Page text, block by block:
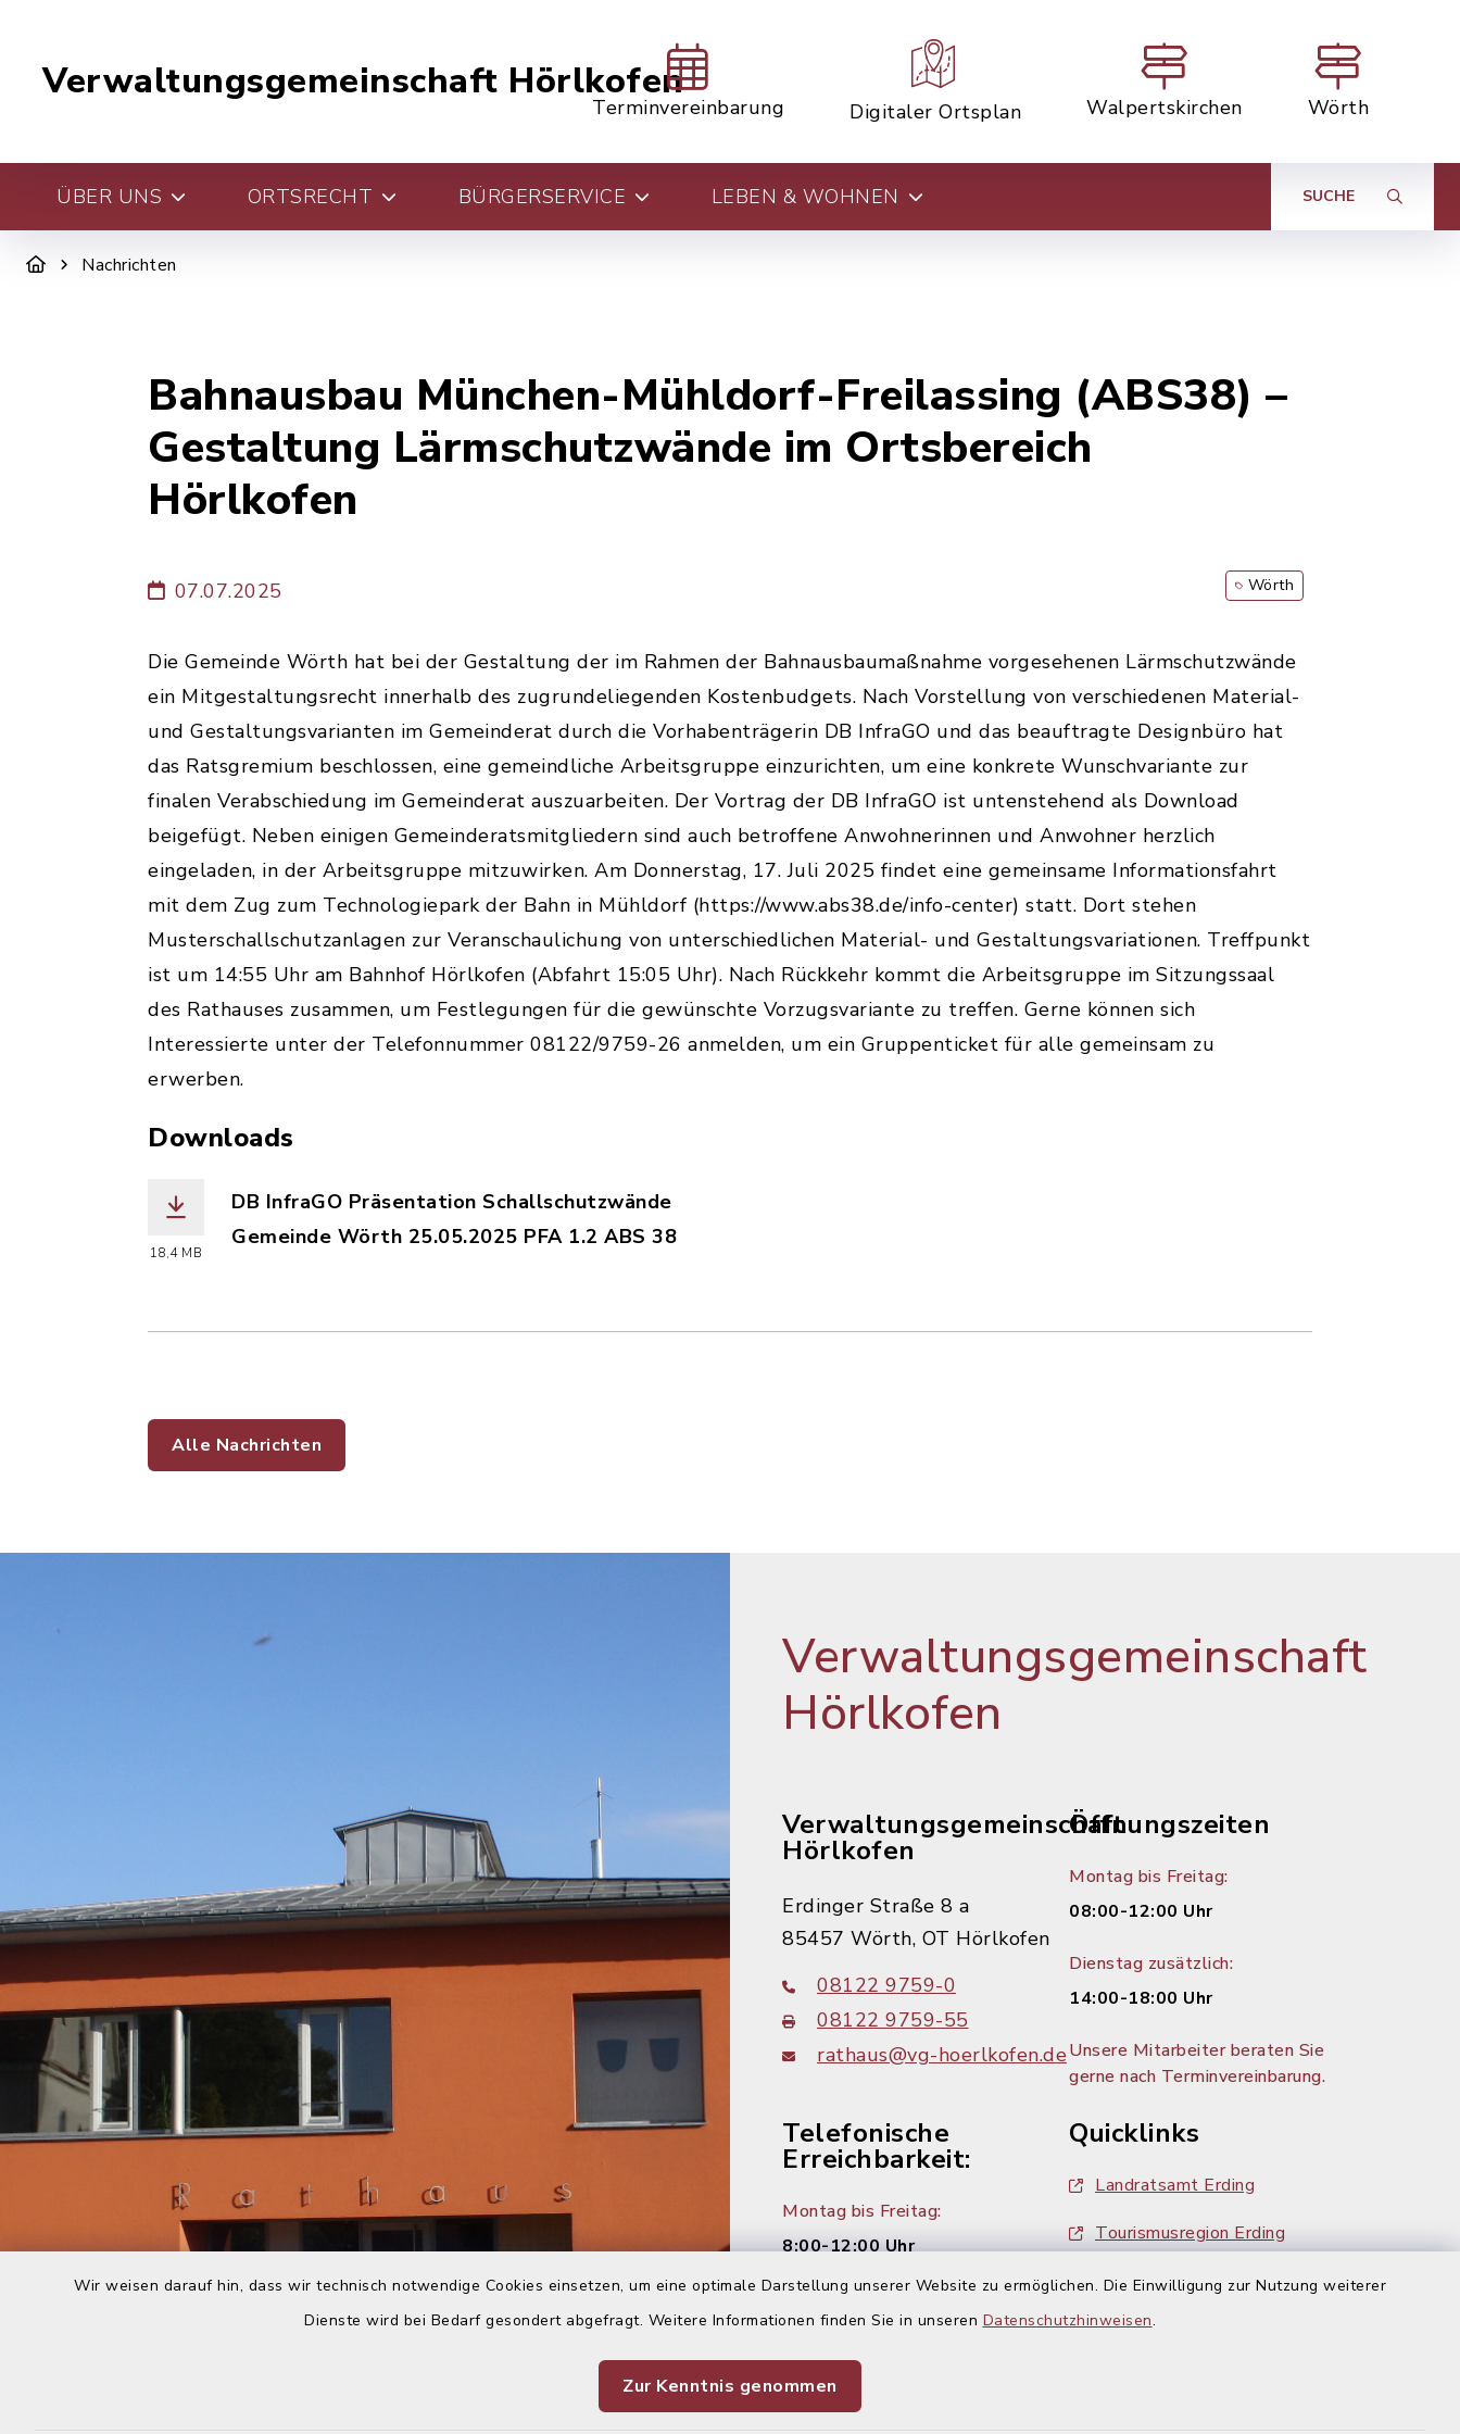
Wir weisen darauf hin, dass wir technisch notwendige Cookies einsetzen, um eine optimale Darstellung unserer Website zu ermöglichen. Die Einwilligung zur Nutzung weiterer
Dienste wird bei Bedarf gesondert abgefragt. Weitere Informationen finden Sie in unseren Datenschutzhinweisen.
Zur Kenntnis genommen
Verwaltungsgemeinschaft Hörlkofen
Terminvereinbarung Digitaler Ortsplan Walpertskirchen Wörth
ÜBER UNS ORTSRECHT BÜRGERSERVICE LEBEN & WOHNEN SUCHE
Nachrichten
Bahnausbau München-Mühldorf-Freilassing (ABS38) –
Gestaltung Lärmschutzwände im Ortsbereich
Hörlkofen
07.07.2025 Wörth
Die Gemeinde Wörth hat bei der Gestaltung der im Rahmen der Bahnausbaumaßnahme vorgesehenen Lärmschutzwände
ein Mitgestaltungsrecht innerhalb des zugrundeliegenden Kostenbudgets. Nach Vorstellung von verschiedenen Material-
und Gestaltungsvarianten im Gemeinderat durch die Vorhabenträgerin DB InfraGO und das beauftragte Designbüro hat
das Ratsgremium beschlossen, eine gemeindliche Arbeitsgruppe einzurichten, um eine konkrete Wunschvariante zur
finalen Verabschiedung im Gemeinderat auszuarbeiten. Der Vortrag der DB InfraGO ist untenstehend als Download
beigefügt. Neben einigen Gemeinderatsmitgliedern sind auch betroffene Anwohnerinnen und Anwohner herzlich
eingeladen, in der Arbeitsgruppe mitzuwirken. Am Donnerstag, 17. Juli 2025 findet eine gemeinsame Informationsfahrt
mit dem Zug zum Technologiepark der Bahn in Mühldorf (https://www.abs38.de/info-center) statt. Dort stehen
Musterschallschutzanlagen zur Veranschaulichung von unterschiedlichen Material- und Gestaltungsvariationen. Treffpunkt
ist um 14:55 Uhr am Bahnhof Hörlkofen (Abfahrt 15:05 Uhr). Nach Rückkehr kommt die Arbeitsgruppe im Sitzungssaal
des Rathauses zusammen, um Festlegungen für die gewünschte Vorzugsvariante zu treffen. Gerne können sich
Interessierte unter der Telefonnummer 08122/9759-26 anmelden, um ein Gruppenticket für alle gemeinsam zu
erwerben.
Downloads
18,4 MB
DB InfraGO Präsentation Schallschutzwände
Gemeinde Wörth 25.05.2025 PFA 1.2 ABS 38
Alle Nachrichten
Verwaltungsgemeinschaft
Hörlkofen
Verwaltungsgemeinschaft
Hörlkofen
Erdinger Straße 8 a
85457 Wörth, OT Hörlkofen
08122 9759-0
08122 9759-55
rathaus@vg-hoerlkofen.de
Öffnungszeiten
Montag bis Freitag:
08:00-12:00 Uhr
Dienstag zusätzlich:
14:00-18:00 Uhr
Unsere Mitarbeiter beraten Sie
gerne nach Terminvereinbarung.
Telefonische
Erreichbarkeit:
Montag bis Freitag:
8:00-12:00 Uhr
Montag und Donnerstag:
14:00-16:00 Uhr
Dienstag:
14:00-18:00 Uhr
Quicklinks
Landratsamt Erding
Tourismusregion Erding
Ausschreibungen